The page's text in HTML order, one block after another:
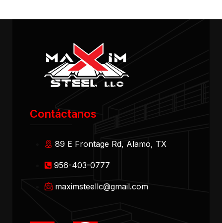
Contáctanos
89 E Frontage Rd, Alamo, TX
956-403-0777
maximsteellc@gmail.com